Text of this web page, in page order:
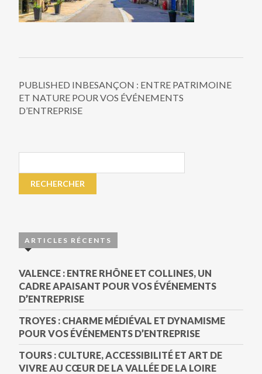
PUBLISHED INBESANÇON : ENTRE PATRIMOINE
ET NATURE POUR VOS ÉVÉNEMENTS
D’ENTREPRISE
ARTICLES RÉCENTS
VALENCE : ENTRE RHÔNE ET COLLINES, UN
CADRE APAISANT POUR VOS ÉVÉNEMENTS
D’ENTREPRISE
TROYES : CHARME MÉDIÉVAL ET DYNAMISME
POUR VOS ÉVÉNEMENTS D’ENTREPRISE
TOURS : CULTURE, ACCESSIBILITÉ ET ART DE
VIVRE AU CŒUR DE LA VALLÉE DE LA LOIRE